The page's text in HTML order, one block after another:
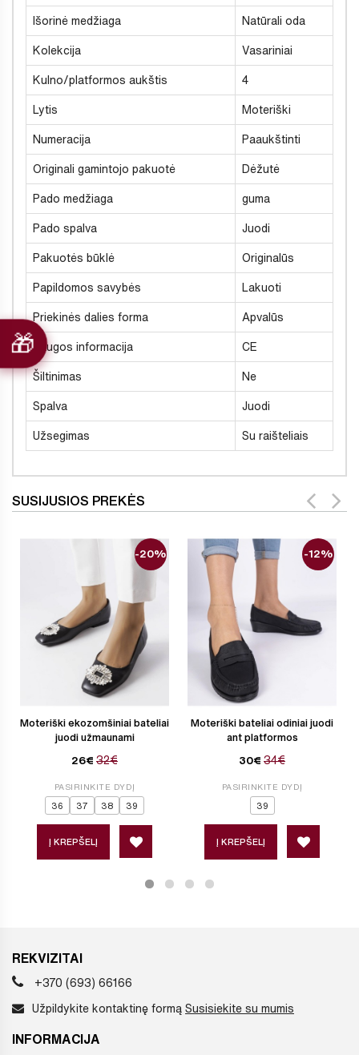
Išorinė medžiaga Natūrali oda
Kolekcija Vasariniai
Kulno/platformos aukštis 4
Lytis Moteriški
Numeracija Paaukštinti
Originali gamintojo pakuotė Dėžutė
Pado medžiaga guma
Pado spalva Juodi
Pakuotės būklė Originalūs
Papildomos savybės Lakuoti
Priekinės dalies forma Apvalūs
Saugos informacija CE
Šiltinimas Ne
Spalva Juodi
Užsegimas Su raišteliais
SUSIJUSIOS PREKĖS
Moteriški ekozomšiniai bateliai
juodi užmaunami
26€ 32€
-20%
PASIRINKITE DYDĮ
36 37 38 39
Į KREPŠELĮ
Moteriški bateliai odiniai juodi
ant platformos
30€ 34€
-12%
PASIRINKITE DYDĮ
39
Į KREPŠELĮ
REKVIZITAI
+370 (693) 66166
Užpildykite kontaktinę formą Susisiekite su mumis
INFORMACIJA